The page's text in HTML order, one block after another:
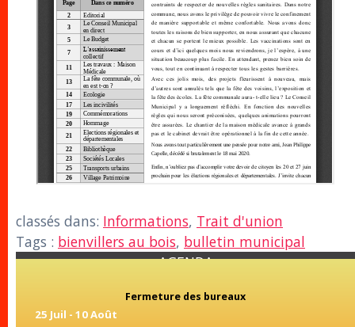
classés dans: Informations, Trait d'union
Tags : bienvillers au bois, bulletin municipal
AGENDA
Fermeture des bureaux
25 Juil - 10 Août